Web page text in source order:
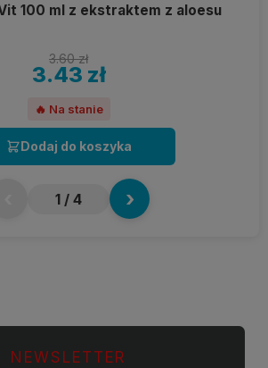
100 ml z ekstraktem z aloesu
3.60 zł
3.43 zł
🔥 Na stanie
Dodaj do koszyka
1 / 4 ›
NEWSLETTER